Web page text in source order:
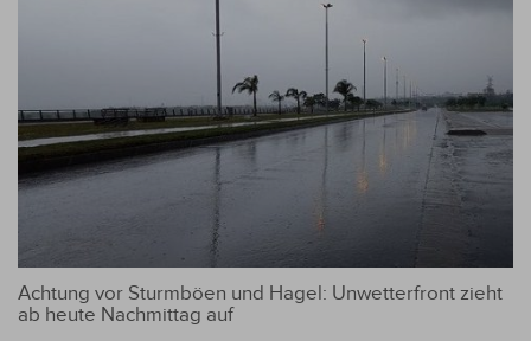
Achtung vor Sturmböen und Hagel: Unwetterfront zieht
ab heute Nachmittag auf